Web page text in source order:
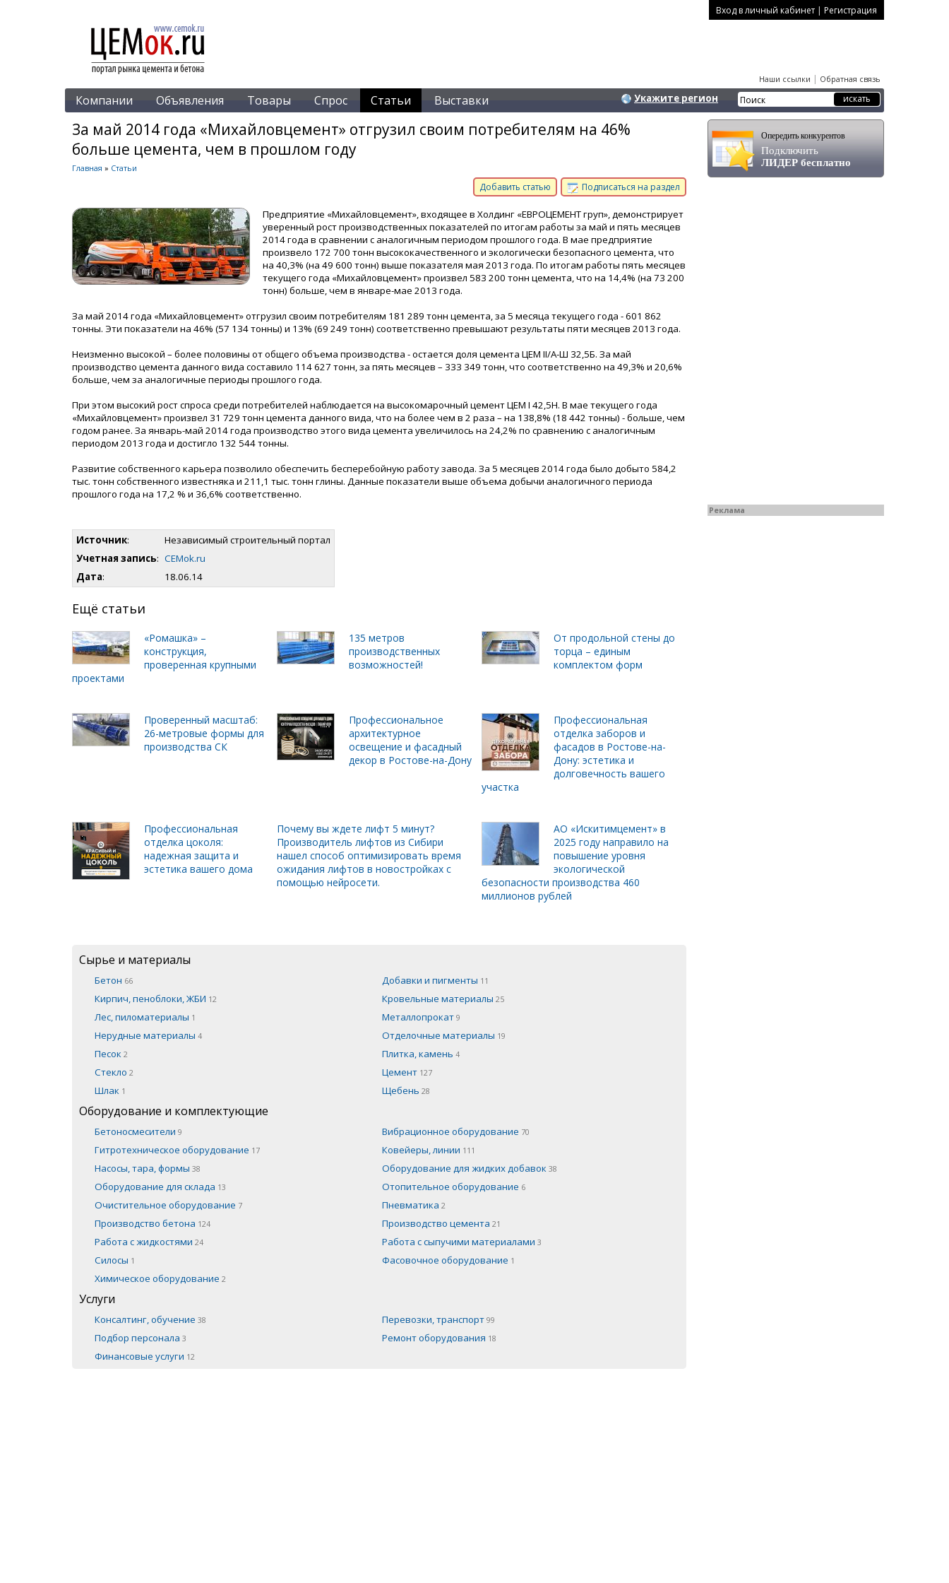
Вход в личный кабинет | Регистрация
Наши ссылки | Обратная связь
Компании Объявления Товары Спрос Статьи Выставки Укажите регион
За май 2014 года «Михайловцемент» отгрузил своим потребителям на 46%
больше цемента, чем в прошлом году
Главная » Статьи
Добавить статью Подписаться на раздел
Предприятие «Михайловцемент», входящее в Холдинг «ЕВРОЦЕМЕНТ груп», демонстрирует
уверенный рост производственных показателей по итогам работы за май и пять месяцев
2014 года в сравнении с аналогичным периодом прошлого года. В мае предприятие
произвело 172 700 тонн высококачественного и экологически безопасного цемента, что
на 40,3% (на 49 600 тонн) выше показателя мая 2013 года. По итогам работы пять месяцев
текущего года «Михайловцемент» произвел 583 200 тонн цемента, что на 14,4% (на 73 200
тонн) больше, чем в январе-мае 2013 года.
За май 2014 года «Михайловцемент» отгрузил своим потребителям 181 289 тонн цемента, за 5 месяца текущего года - 601 862
тонны. Эти показатели на 46% (57 134 тонны) и 13% (69 249 тонн) соответственно превышают результаты пяти месяцев 2013 года.
Неизменно высокой – более половины от общего объема производства - остается доля цемента ЦЕМ II/А-Ш 32,5Б. За май
производство цемента данного вида составило 114 627 тонн, за пять месяцев – 333 349 тонн, что соответственно на 49,3% и 20,6%
больше, чем за аналогичные периоды прошлого года.
При этом высокий рост спроса среди потребителей наблюдается на высокомарочный цемент ЦЕМ I 42,5H. В мае текущего года
«Михайловцемент» произвел 31 729 тонн цемента данного вида, что на более чем в 2 раза – на 138,8% (18 442 тонны) - больше, чем
годом ранее. За январь-май 2014 года производство этого вида цемента увеличилось на 24,2% по сравнению с аналогичным
периодом 2013 года и достигло 132 544 тонны.
Развитие собственного карьера позволило обеспечить бесперебойную работу завода. За 5 месяцев 2014 года было добыто 584,2
тыс. тонн собственного известняка и 211,1 тыс. тонн глины. Данные показатели выше объема добычи аналогичного периода
прошлого года на 17,2 % и 36,6% соответственно.
Источник:
Независимый строительный портал
Учетная запись: CEMok.ru
Дата: 18.06.14
Ещё статьи
«Ромашка» –
конструкция,
проверенная крупными
проектами
135 метров
производственных
возможностей!
От продольной стены до
торца – единым
комплектом форм
Проверенный масштаб:
26-метровые формы для
производства СК
Профессиональное
архитектурное
освещение и фасадный
декор в Ростове-на-Дону
Профессиональная
отделка заборов и
фасадов в Ростове-на-
Дону: эстетика и
долговечность вашего
участка
Профессиональная
отделка цоколя:
надежная защита и
эстетика вашего дома
Почему вы ждете лифт 5 минут?
Производитель лифтов из Сибири
нашел способ оптимизировать время
ожидания лифтов в новостройках с
помощью нейросети.
АО «Искитимцемент» в
2025 году направило на
повышение уровня
экологической
безопасности производства 460
миллионов рублей
Сырье и материалы
Бетон 66 Добавки и пигменты 11
Кирпич, пеноблоки, ЖБИ 12 Кровельные материалы 25
Лес, пиломатериалы 1 Металлопрокат 9
Нерудные материалы 4 Отделочные материалы 19
Песок 2 Плитка, камень 4
Стекло 2 Цемент 127
Шлак 1 Щебень 28
Оборудование и комплектующие
Бетоносмесители 9 Вибрационное оборудование 70
Гитротехническое оборудование 17 Ковейеры, линии 111
Насосы, тара, формы 38 Оборудование для жидких добавок 38
Оборудование для склада 13 Отопительное оборудование 6
Очистительное оборудование 7 Пневматика 2
Производство бетона 124 Производство цемента 21
Работа с жидкостями 24 Работа с сыпучими материалами 3
Силосы 1 Фасовочное оборудование 1
Химическое оборудование 2
Услуги
Консалтинг, обучение 38 Перевозки, транспорт 99
Подбор персонала 3 Ремонт оборудования 18
Финансовые услуги 12
Опередить конкурентов
Подключить
ЛИДЕР бесплатно
Реклама